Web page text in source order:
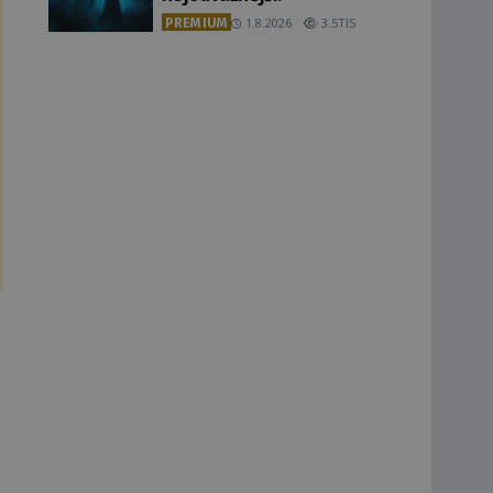
PREMIUM 1.8.2026 3.5TIS